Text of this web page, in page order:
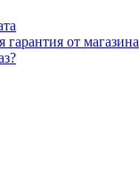
гарантия от магазина